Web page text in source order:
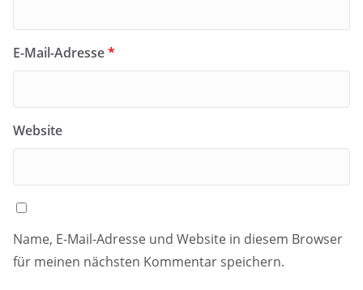
E-Mail-Adresse*
Website
Name, E-Mail-Adresse und Website in diesem Browser
für meinen nächsten Kommentar speichern.